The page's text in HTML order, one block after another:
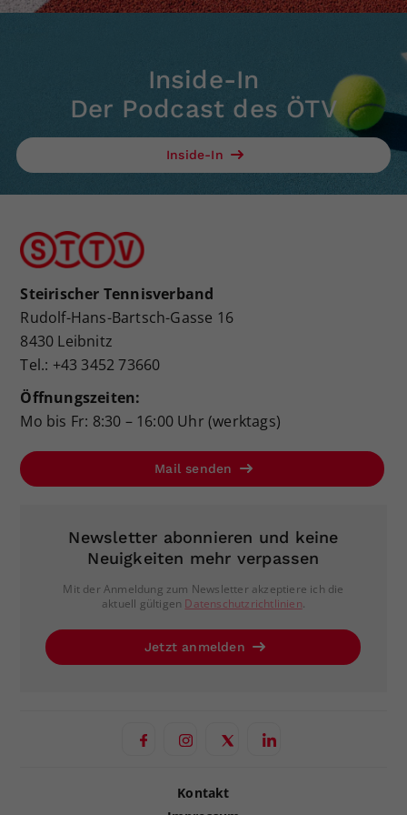
Inside-In
Der Podcast des ÖTV
Inside-In
Steirischer Tennisverband
Rudolf-Hans-Bartsch-Gasse 16
8430 Leibnitz
Tel.: +43 3452 73660
Öffnungszeiten:
Mo bis Fr: 8:30 – 16:00 Uhr (werktags)
Mail senden
Newsletter abonnieren und keine
Neuigkeiten mehr verpassen
Mit der Anmeldung zum Newsletter akzeptiere ich die
aktuell gültigen Datenschutzrichtlinien.
Jetzt anmelden
Kontakt